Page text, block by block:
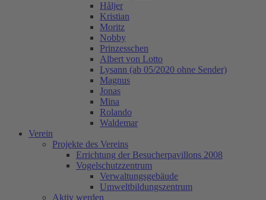
Håljer
Kristian
Moritz
Nobby
Prinzesschen
Albert von Lotto
Lysann (ab 05/2020 ohne Sender)
Magnus
Jonas
Mina
Rolando
Waldemar
Verein
Projekte des Vereins
Errichtung der Besucherpavillons 2008
Vogelschutzzentrum
Verwaltungsgebäude
Umweltbildungszentrum
Aktiv werden